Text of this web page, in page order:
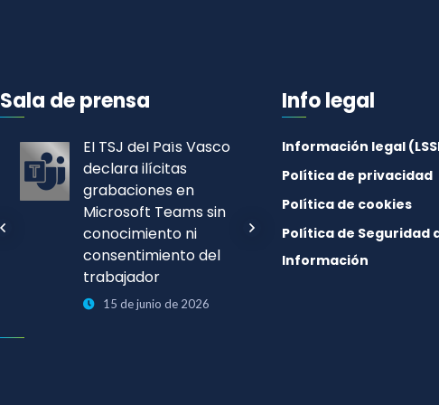
Sala de prensa
El TSJ del País Vasco
declara ilícitas
grabaciones en
Microsoft Teams sin
conocimiento ni
consentimiento del
trabajador
15 de junio de 2026
LA AEPD
CON 1,2
EUROS A QUIRÓN
SALUD POR
PRUEBAS
APORTADAS
Info legal
Información legal
Política de privacidad
Política de cookies
Política de Seguridad
Información